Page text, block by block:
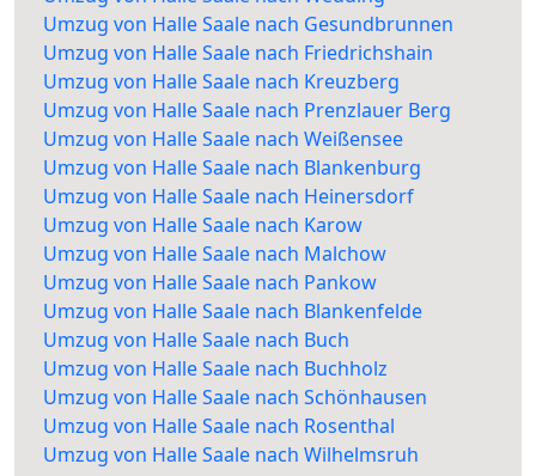
Umzug von Halle Saale nach Gesundbrunnen
Umzug von Halle Saale nach Friedrichshain
Umzug von Halle Saale nach Kreuzberg
Umzug von Halle Saale nach Prenzlauer Berg
Umzug von Halle Saale nach Weißensee
Umzug von Halle Saale nach Blankenburg
Umzug von Halle Saale nach Heinersdorf
Umzug von Halle Saale nach Karow
Umzug von Halle Saale nach Malchow
Umzug von Halle Saale nach Pankow
Umzug von Halle Saale nach Blankenfelde
Umzug von Halle Saale nach Buch
Umzug von Halle Saale nach Buchholz
Umzug von Halle Saale nach Schönhausen
Umzug von Halle Saale nach Rosenthal
Umzug von Halle Saale nach Wilhelmsruh